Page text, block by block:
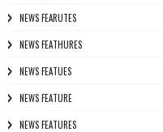
NEWS FEARUTES
NEWS FEATHURES
NEWS FEATUES
NEWS FEATURE
NEWS FEATURES